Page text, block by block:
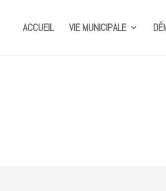
ACCUEIL VIE MUNICIPALE